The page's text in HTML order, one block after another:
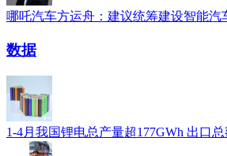
哪吒汽车方运舟：建议统筹建设智能汽
数据
1-4月我国锂电总产量超177GWh 出口